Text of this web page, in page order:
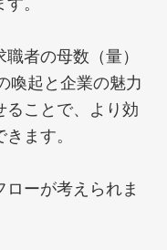
。
者の母数（量）
喚起と企業の魅力
ることで、より効
ます。
ーが考えられま